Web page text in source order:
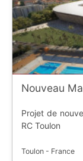
Nouveau
Projet de
RC Toulon
Toulon - France